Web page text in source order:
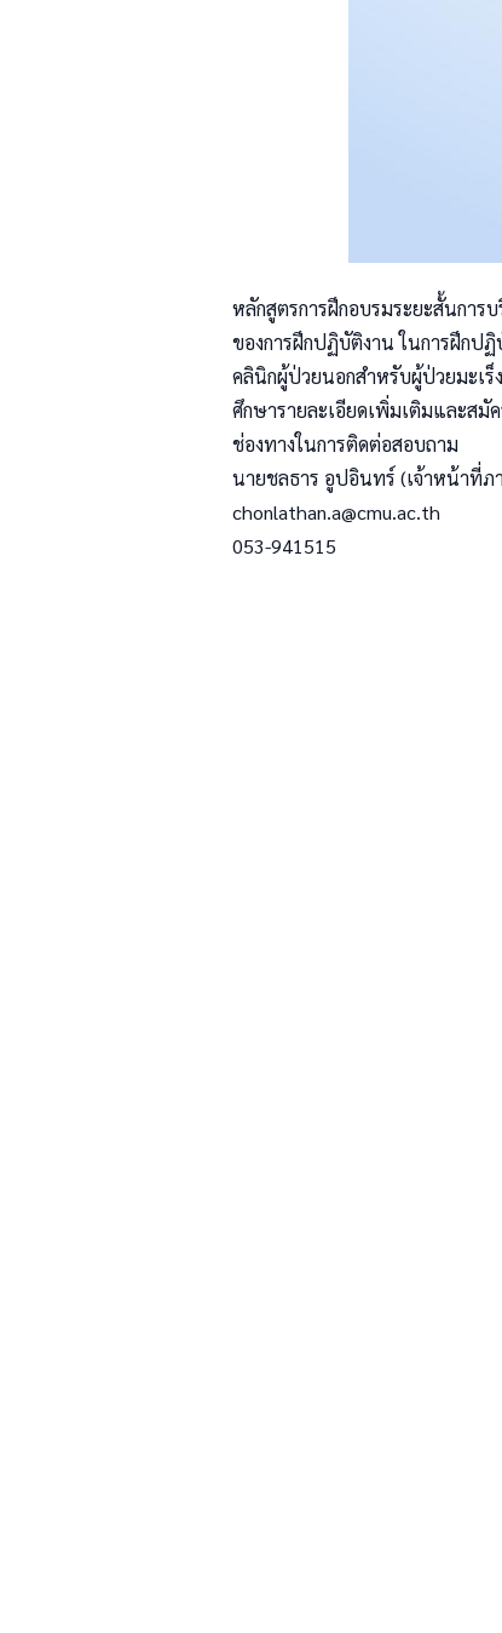
หลักสูตรการฝึกอบรมระยะสั้นกา
ของการฝึกปฏิบัติงาน ในการฝึกป
คลินิกผู้ป่วยนอกสำหรับผู้ป่วยมะเ
ศึกษารายละเอียดเพิ่มเติมและสมั
ช่องทางในการติดต่อสอบถาม
นายชลธาร อูปอินทร์ (เจ้าหน้าที่ภ
chonlathan.a@cmu.ac.th
053-941515